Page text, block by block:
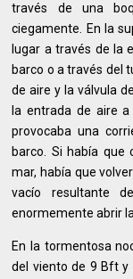
través de una
ciegamente. En la
lugar a través de la
barco o a través del
de aire y la válvula
la entrada de aire
provocaba una
barco. Si había que
mar, había que
vacío resultante
enormemente abrir
En la tormentosa
del viento de 9 Bft y